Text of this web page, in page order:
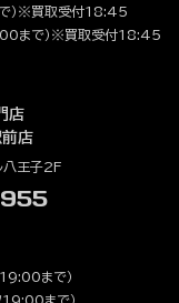
）※買取受付18:45
まで）※買取受付18:45
店
前店
八王子2F
まで）
まで）